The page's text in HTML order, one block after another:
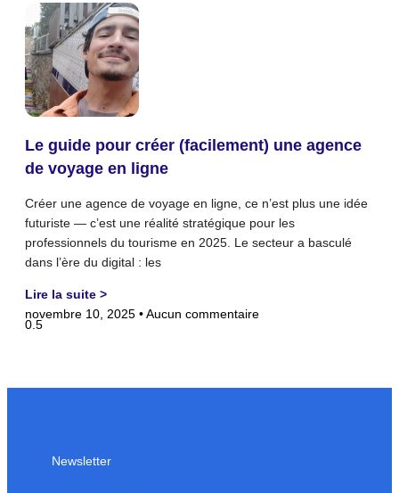
Le guide pour créer (facilement) une agence
de voyage en ligne
Créer une agence de voyage en ligne, ce n’est plus une idée
futuriste — c’est une réalité stratégique pour les
professionnels du tourisme en 2025. Le secteur a basculé
dans l’ère du digital : les
Lire la suite >
novembre 10, 2025
Aucun commentaire
Newsletter